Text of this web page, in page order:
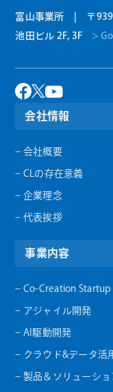
富山事業所 | 〒939-
池田ビル 2F, 3F >
会社情報
– 会社概要
– CLの存在意義
– 企業理念
– 代表挨拶
事業内容
– Co-Creation Startup
– アジャイル開発
– AI駆動開発
– クラウド&データ活
– 製品＆ソリューショ